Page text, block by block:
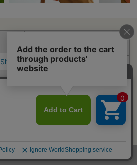
ログアウト
genten
online shop All Rights Reserved.